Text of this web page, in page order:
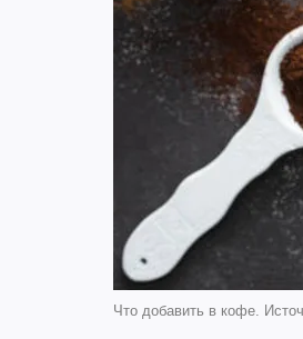
Что добавить в кофе.